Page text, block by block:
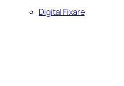
Digital Fixare